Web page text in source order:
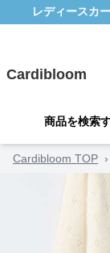
レディースカ
Cardibloom
商品を検索
Cardibloom TOP ›